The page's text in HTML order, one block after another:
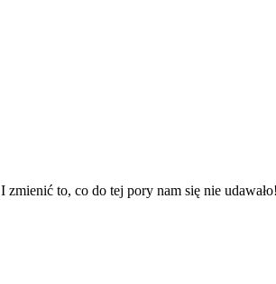
to, co do tej pory nam się nie udawało!